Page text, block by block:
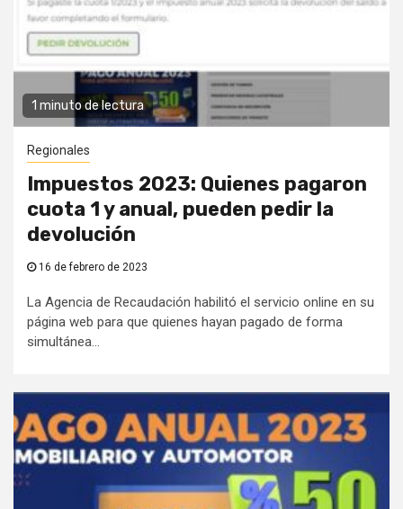
1 minuto de lectura
Regionales
Impuestos 2023: Quienes pagaron
cuota 1 y anual, pueden pedir la
devolución
16 de febrero de 2023
La Agencia de Recaudación habilitó el servicio online en su
página web para que quienes hayan pagado de forma
simultánea...